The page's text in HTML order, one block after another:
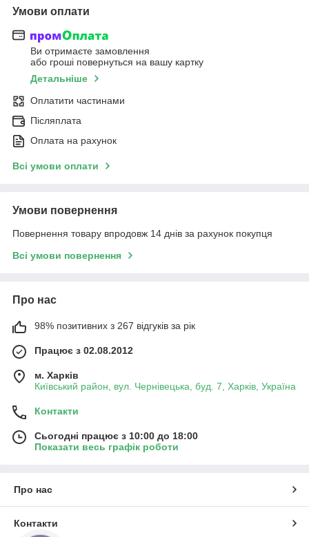
Умови оплати
Ви отримаєте замовлення
або гроші повернуться на вашу картку
Детальніше
Оплатити частинами
Післяплата
Оплата на рахунок
Всі умови оплати
Умови повернення
Повернення товару впродовж 14 днів за рахунок покупця
Всі умови повернення
Про нас
98% позитивних з 267 відгуків за рік
Працює з 02.08.2012
м. Харків
Київський район, вул. Чернівецька, буд. 7, Харків, Україна
Контакти
Сьогодні працює з 10:00 до 18:00
Показати весь графік роботи
Про нас
Контакти